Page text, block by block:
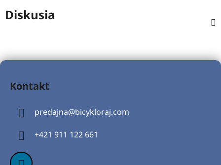
Diskusia
Z
Kontakt
predajna@bicykloraj.com
+421 911 122 661